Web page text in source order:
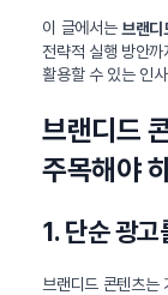
이 글에서는브랜디
전략적 실행 방안
활용할 수 있는 인
브랜디드
주목해야
1. 단순 광고
브랜디드 콘텐츠는